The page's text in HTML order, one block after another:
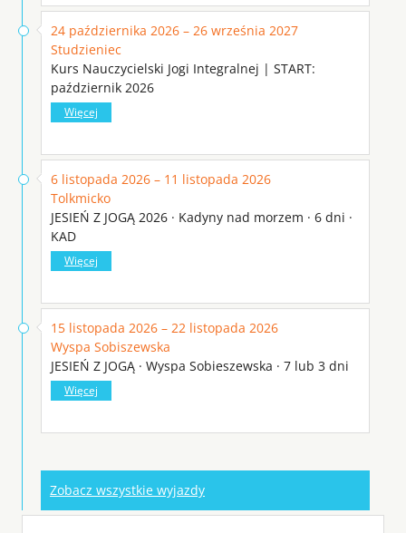
24 października 2026 – 26 września 2027
Studzieniec
Kurs Nauczycielski Jogi Integralnej | START:
październik 2026
Więcej
6 listopada 2026 – 11 listopada 2026
Tolkmicko
JESIEŃ Z JOGĄ 2026 · Kadyny nad morzem · 6 dni ·
KAD
Więcej
15 listopada 2026 – 22 listopada 2026
Wyspa Sobiszewska
JESIEŃ Z JOGĄ · Wyspa Sobieszewska · 7 lub 3 dni
Więcej
Zobacz wszystkie wyjazdy